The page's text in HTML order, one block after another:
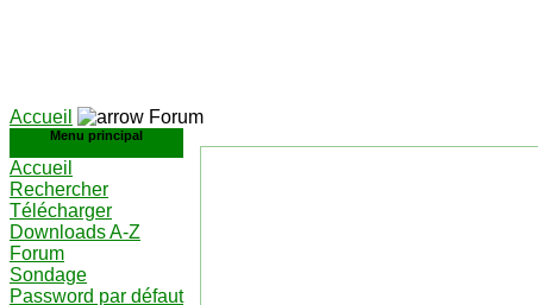
Accueil
Forum
Menu principal
Accueil
Rechercher
Télécharger
Downloads A-Z
Forum
Sondage
Password par défaut